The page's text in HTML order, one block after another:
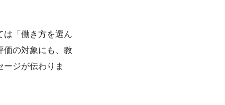
は「働き方を選ん
価の対象にも、教
ジが伝わりま